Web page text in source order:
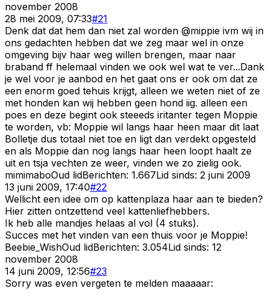
november 2008
28 mei 2009, 07:33#21
Denk dat dat hem dan niet zal worden @mippie ivm wij in
ons gedachten hebben dat we zeg maar wel in onze
omgeving bijv haar weg willen brengen, maar naar
braband ff helemaal vinden we ook wel wat te ver...Dank
je wel voor je aanbod en het gaat ons er ook om dat ze
een enorm goed tehuis krijgt, alleen we weten niet of ze
met honden kan wij hebben geen hond iig. alleen een
poes en deze begint ook steeeds iritanter tegen Moppie
te worden, vb: Moppie wil langs haar heen maar dit laat
Bolletje dus totaal niet toe en ligt dan verdekt opgesteld
en als Moppie dan nog langs haar heen loopt haalt ze
uit en tsja vechten ze weer, vinden we zo zielig ook.
mimimaboOud lidBerichten: 1.667Lid sinds: 2 juni 2009
13 juni 2009, 17:40#22
Wellicht een idee om op kattenplaza haar aan te bieden?
Hier zitten ontzettend veel kattenliefhebbers.
Ik heb alle mandjes helaas al vol (4 stuks).
Succes met het vinden van een thuis voor je Moppie!
Beebie_WishOud lidBerichten: 3.054Lid sinds: 12
november 2008
14 juni 2009, 12:56#23
Sorry was even vergeten te melden maaaaar: